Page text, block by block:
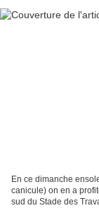
En ce dimanche
canicule) on en a
sud du Stade des